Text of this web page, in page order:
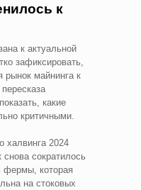
к
к актуальной
зафиксировать,
рынок майнинга к
какие
критичными.
халвинга 2024
снова сократилось
фермы, которая
на стоковых